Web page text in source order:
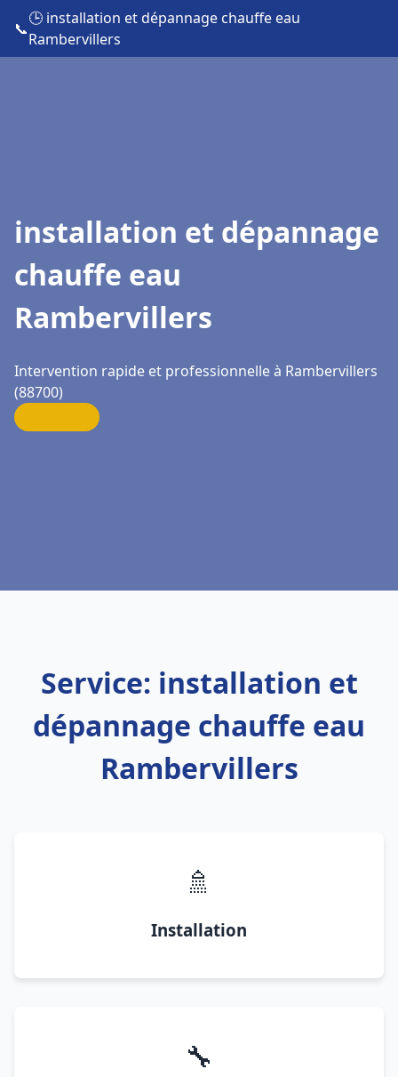
📞
🕒 installation et dépannage chauffe eau
Rambervillers
installation et dépannage
chauffe eau
Rambervillers
Intervention rapide et professionnelle à Rambervillers
(88700)
Service: installation et
dépannage chauffe eau
Rambervillers
🚿
Installation
🔧